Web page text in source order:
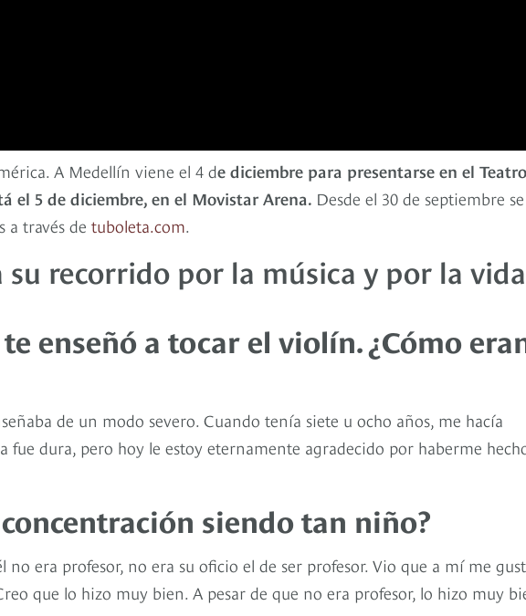
A Medellín viene el 4 de diciembre para presentarse en el Teatro
el 5 de diciembre, en el Movistar Arena. Desde el 30 de septiembre se
a través de tuboleta.com.
su recorrido por la música y por la
enseñó a tocar el violín. ¿Cómo
de un modo severo. Cuando tenía siete u ocho años, me hacía
fue dura, pero hoy le estoy eternamente agradecido por haberme
siendo tan niño?
no era profesor, no era su oficio el de ser profesor. Vio que a mí me
que lo hizo muy bien. A pesar de que no era profesor, lo hizo muy